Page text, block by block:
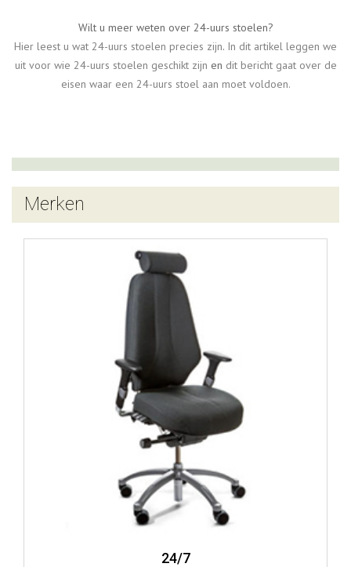
Wilt u meer weten over 24-uurs stoelen?
Hier leest u wat 24-uurs stoelen precies zijn. In dit artikel leggen we
uit voor wie 24-uurs stoelen geschikt zijn en dit bericht gaat over de
eisen waar een 24-uurs stoel aan moet voldoen.
Merken
24/7